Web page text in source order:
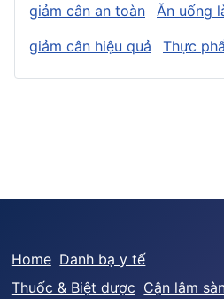
giảm cân an toàn
Ăn uống
giảm cân hiệu quả
Thực
Home Danh bạ y tế
Thuốc & Biệt dược Cận lâm